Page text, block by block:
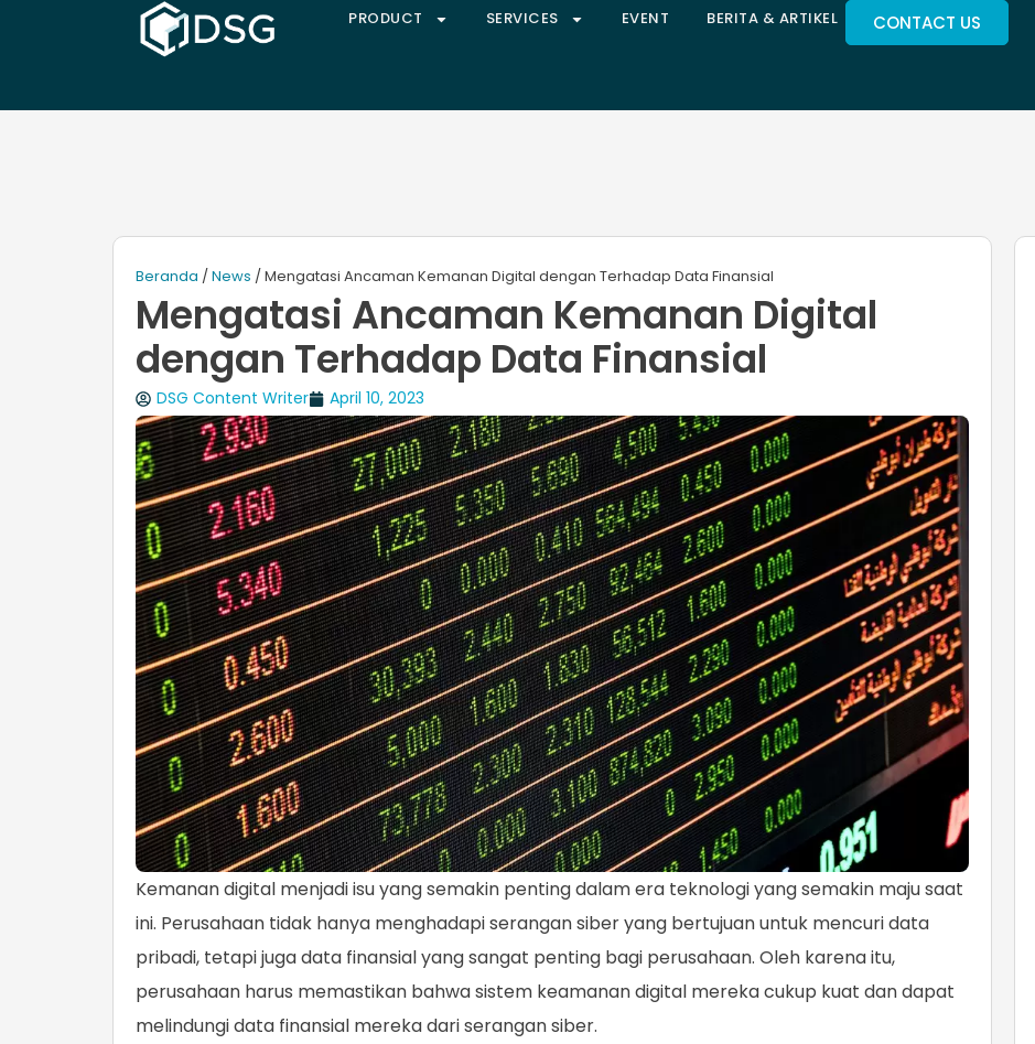
PRODUCT SERVICES EVENT BERITA & ARTIKEL CONTACT US
Beranda /News / Mengatasi Ancaman Kemanan Digital dengan Terhadap Data Finansial
Mengatasi Ancaman Kemanan Digital
dengan Terhadap Data Finansial
DSG Content Writer April 10, 2023
Kemanan digital menjadi isu yang semakin penting dalam era teknologi yang semakin maju saat
ini. Perusahaan tidak hanya menghadapi serangan siber yang bertujuan untuk mencuri data
pribadi, tetapi juga data finansial yang sangat penting bagi perusahaan. Oleh karena itu,
perusahaan harus memastikan bahwa sistem keamanan digital mereka cukup kuat dan dapat
melindungi data finansial mereka dari serangan siber.